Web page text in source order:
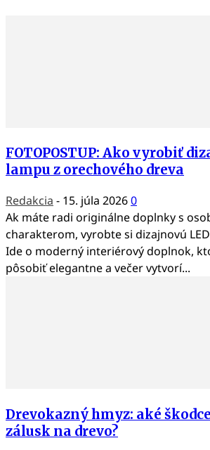
FOTOPOSTUP: Ako vyrobiť
lampu z orechového dreva
Redakcia - 15. júla 20260
Ak máte radi originálne doplnky s
charakterom, vyrobte si dizajnovú
Ide o moderný interiérový doplnok,
pôsobiť elegantne a večer vytvorí...
Drevokazný hmyz: aké
zálusk na drevo?